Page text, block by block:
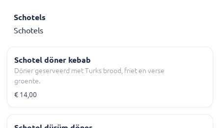
Schotels
Schotels
Schotel döner kebab
Döner geserveerd met Turks brood, friet en verse
groente.
€ 14,00